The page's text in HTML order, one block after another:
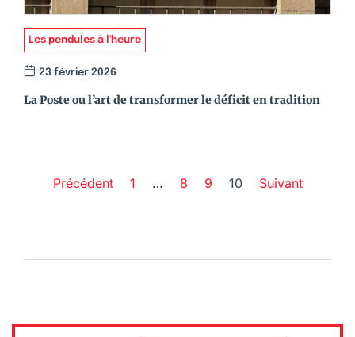
Les pendules à l'heure
23 février 2026
La Poste ou l’art de transformer le déficit en tradition
Précédent 1 … 8 9 10 Suivant